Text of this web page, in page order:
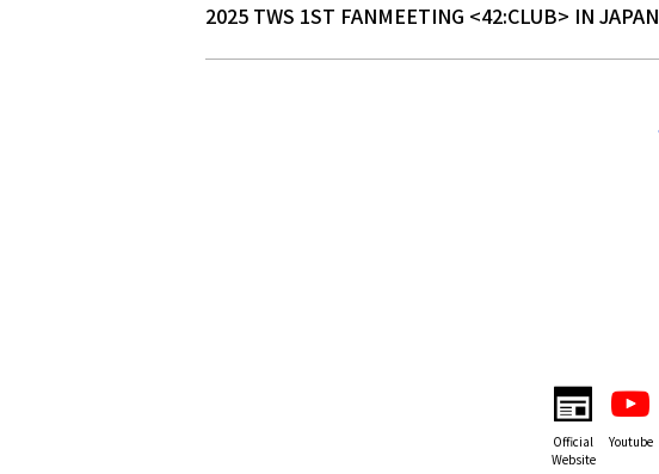
2025 TWS 1ST FANMEETING <42:CLUB> IN JAPAN
Official
Website
Youtube